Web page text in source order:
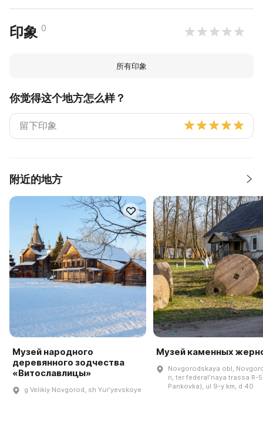
印象 0
所有印象
你觉得这个地方怎么样？
附近的地方
Музей народного
деревянного зодчества
«Витославлицы»
g Velikiy Novgorod, sh Yurʹyevskoye
Музей каменных
Novgorodskaya obl,
n, ter federalʹnaya trassa R-
Pankovka), ul 9-y km, d 40